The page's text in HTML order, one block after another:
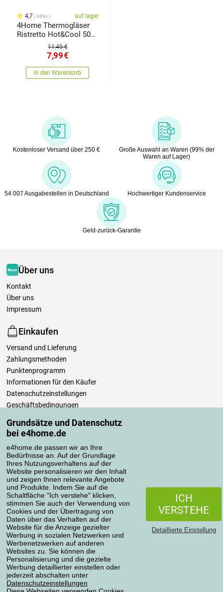
Grundsätze und Datenschutz
bei e4home.de
e4home.de passen wir an Ihre
Bedürfnisse an. Auf der Grundlage
Ihres Nutzungsverhaltens auf der
Website personalisieren wir den Inhalt
und zeigen Ihnen relevante Angebote
und Produkte. Indem Sie auf die
Schaltfläche "Ich verstehe" klicken,
stimmen Sie auch der Verwendung von
Cookies und der Übertragung von
Daten über das Verhalten auf der
Website für die Anzeige gezielter
Werbung in sozialen Netzwerken und
Werbenetzwerken auf anderen
Websites zu. Sie können die
Personalisierung und die gezielte
Werbung detaillierter einstellen oder
jederzeit abschalten unter
Datenschutzeinstellungen
ICH
VERSTEHE
Detaillierte Einstellung
4,7 489x auf lager
4Home Thermogläser
Ristretto Hot&Cool 50
ml, 2 Stück11,49 €
7,99€
In den Warenkorb
Kostenloser Versand über 250 €
Große Auswahl an Waren (99% der
Waren auf Lager)
54 007 Ausgabestellen in Deutschland Hochwertiger Kundenservice
Geld-zurück-Garantie
Über uns
Kontakt
Über uns
Impressum
Einkaufen
Versand und Lieferung
Zahlungsmethoden
Punktenprogramm
Informationen für den Käufer
Datenschutzeinstellungen
Geschäftsbedingungen
Ihre Bestellungen
Mein Konto
Bestellübersicht
Reklamationen
Widerrufsbelehrung
Einfach mehr wissen
Richtlinien zur Verarbeitung von Bewertungen
Transportarten
Zahlungsmethoden